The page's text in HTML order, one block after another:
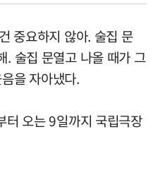
중요하지 않아. 술집 문
. 술집 문열고 나올 때가 그
을 자아냈다.
오는 9일까지 국립극장